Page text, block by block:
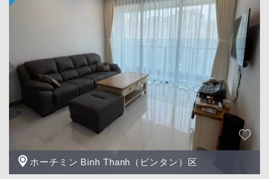
ホーチミン Binh Thanh（ビンタン）区